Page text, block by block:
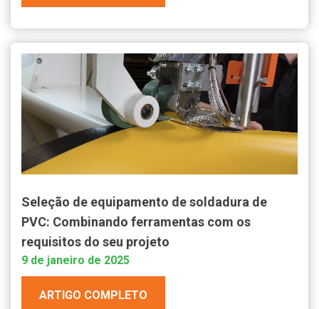
Seleção de equipamento de soldadura de
PVC: Combinando ferramentas com os
requisitos do seu projeto
9 de janeiro de 2025
ARTIGO COMPLETO